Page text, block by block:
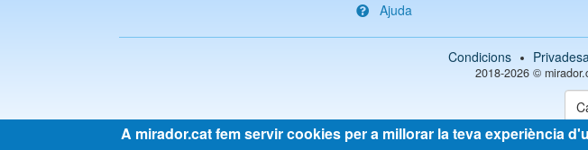
Ajuda
Condicions
2018-2026 ©
A mirador.cat fem servir cookies per a millorar la teva experiència